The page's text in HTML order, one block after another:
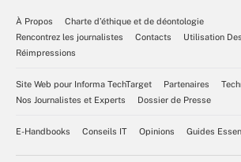
À Propos
Charte d’éthique et de déontologie
Rencontrez les journalistes
Contacts
Utilisation
Réimpressions
Site Web pour Informa TechTarget Partenaires
Nos Journalistes et Experts
Dossier de Presse
E-Handbooks Conseils IT Opinions Guides